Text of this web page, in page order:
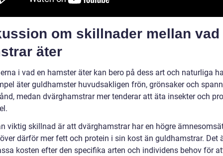
om skillnader mellan vad
äter
i vad en hamster äter kan bero på dess art och naturliga
äter guldhamster huvudsakligen frön, grönsaker och
medan dvärghamstrar mer tenderar att äta insekter och
viktig skillnad är att dvärghamstrar har en högre
därför mer fett och protein i sin kost än guldhamstrar. Det
kosten efter den specifika arten och individens behov för